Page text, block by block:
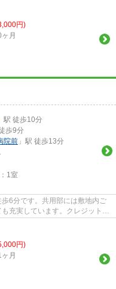
円)
月
駅 徒歩10分
歩9分
院前 」駅 徒歩13分
1室
6分です。共用部には敷地内ご
充実しています。クレジットカ
円)
月